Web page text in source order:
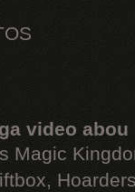
video abou
Magic